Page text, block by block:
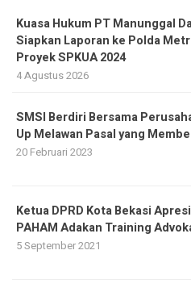
Kuasa Hukum PT Manunggal
Siapkan Laporan ke Polda
Proyek SPKUA 2024
4 Agustus 2026
SMSI Berdiri Bersama
Up Melawan Pasal yang
20 Februari 2023
Ketua DPRD Kota Bekasi
PAHAM Adakan Training
5 September 2021